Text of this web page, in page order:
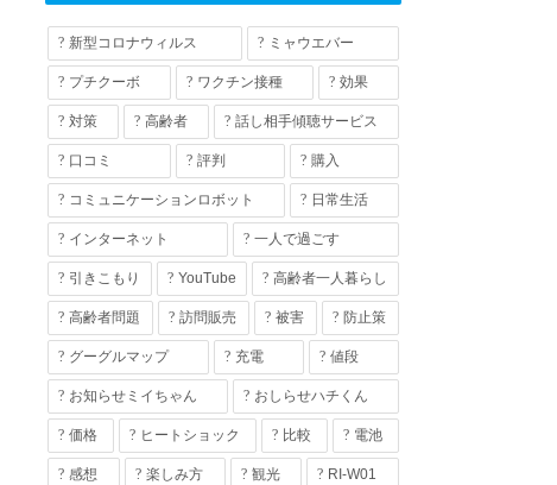
新型コロナウィルス ミャウエバー
プチクーボ ワクチン接種 効果
対策 高齢者 話し相手傾聴サービス
口コミ 評判 購入
コミュニケーションロボット 日常生活
インターネット 一人で過ごす
引きこもり YouTube 高齢者一人暮らし
高齢者問題 訪問販売 被害 防止策
グーグルマップ 充電 値段
お知らせミイちゃん おしらせハチくん
価格 ヒートショック 比較 電池
感想 楽しみ方 観光 RI-W01